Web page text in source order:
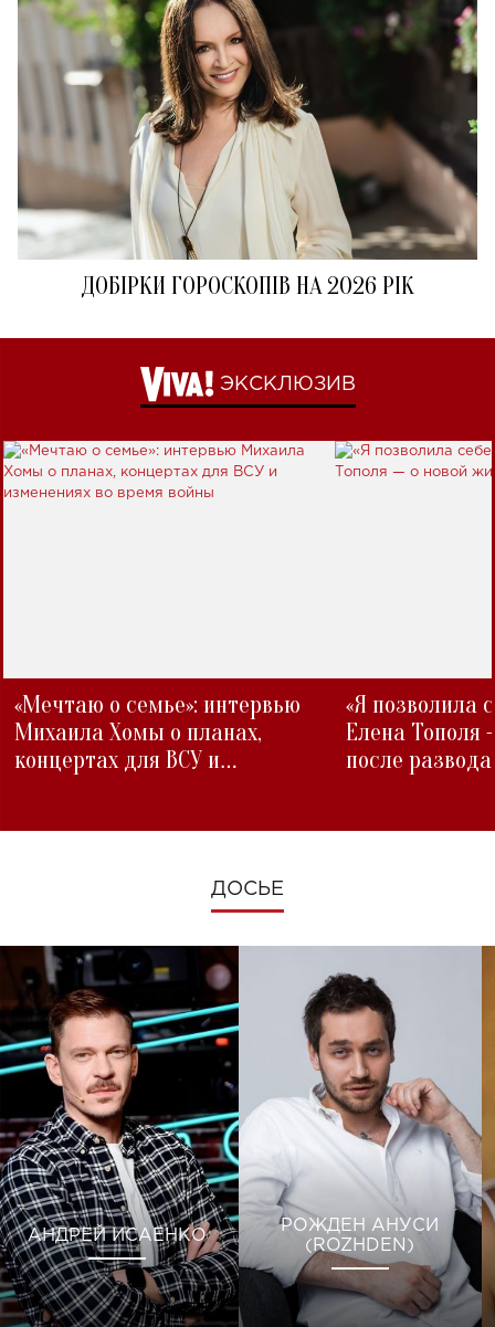
ДОБІРКИ ГОРОСКОПІВ НА 2026 РІК
ЭКСКЛЮЗИВ
«Мечтаю о семье»: интервью
Михаила Хомы о планах,
концертах для ВСУ и
«Я позволила
Елена Тополя
после развода
ДОСЬЕ
АНДРЕЙ ИСАЕНКО
РОЖДЕН АНУСИ
(ROZHDEN)